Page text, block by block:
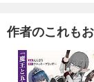
作者のこれも